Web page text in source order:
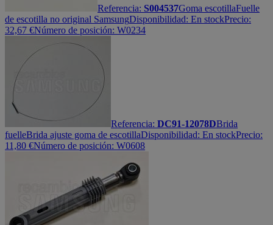
Referencia: S004537Goma escotillaFuelle
de escotilla no original SamsungDisponibilidad: En stockPrecio:
32,67 €Número de posición: W0234
Referencia: DC91-12078DBrida
fuelleBrida ajuste goma de escotillaDisponibilidad: En stockPrecio:
11,80 €Número de posición: W0608